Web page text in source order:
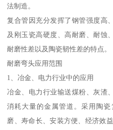
法制造。
复合管因充分发挥了钢管强度高
及刚玉瓷高硬度、高耐磨、耐蚀
耐磨性差以及陶瓷韧性差的特点。
耐磨弯头应用范围
1、冶金、电力行业中的应用
冶金、电力行业输送煤粉、灰渣
消耗大量的金属管道。采用陶
磨、寿命长、安装方便、经济效